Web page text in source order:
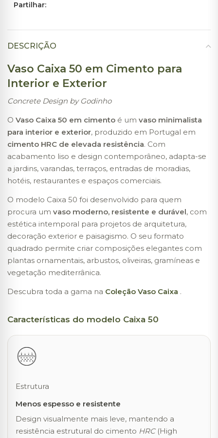
Partilhar:
DESCRIÇÃO
Vaso Caixa 50 em Cimento para
Interior e Exterior
Concrete Design by Godinho
O Vaso Caixa 50 em cimento é um vaso minimalista
para interior e exterior, produzido em Portugal em
cimento HRC de elevada resistência. Com
acabamento liso e design contemporâneo, adapta-se
a jardins, varandas, terraços, entradas de moradias,
hotéis, restaurantes e espaços comerciais.
O modelo Caixa 50 foi desenvolvido para quem
procura um vaso moderno, resistente e durável, com
estética intemporal para projetos de arquitetura,
decoração exterior e paisagismo. O seu formato
quadrado permite criar composições elegantes com
plantas ornamentais, arbustos, oliveiras, gramíneas e
vegetação mediterrânica.
Descubra toda a gama na Coleção Vaso Caixa .
Características do modelo Caixa 50
Estrutura
Menos espesso e resistente
Design visualmente mais leve, mantendo a
resistência estrutural do cimento HRC(High